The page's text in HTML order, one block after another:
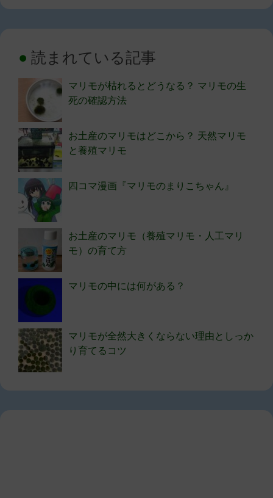
読まれている記事
マリモが枯れるとどうなる？ マリモの生
死の確認方法
お土産のマリモはどこから？ 天然マリモ
と養殖マリモ
四コマ漫画『マリモのまりこちゃん』
お土産のマリモ（養殖マリモ・人工マリ
モ）の育て方
マリモの中には何がある？
マリモが全然大きくならない理由としっか
り育てるコツ